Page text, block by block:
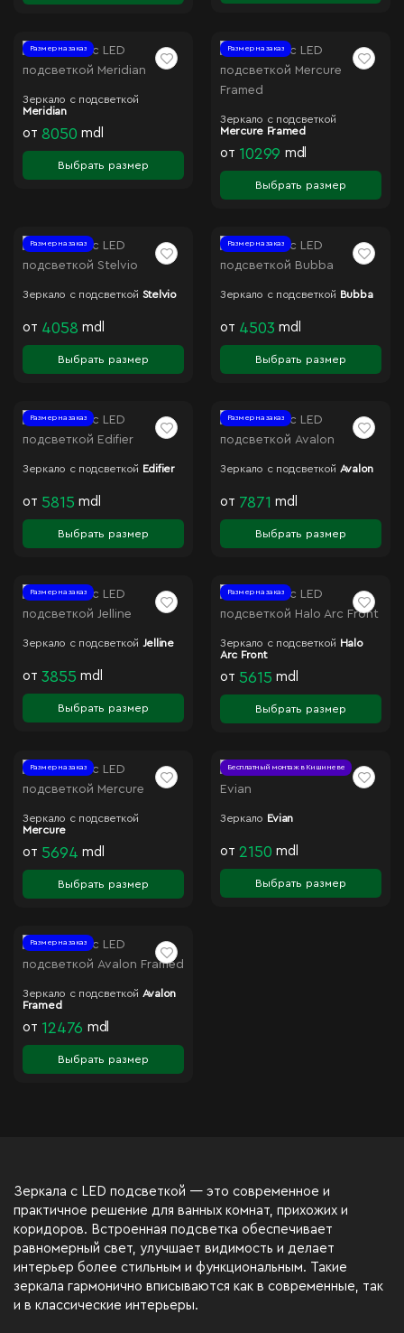
Размер на заказ
Зеркало с подсветкой
Meridian
от 8050 mdl
Выбрать размер
Размер на заказ
Зеркало с подсветкой
Mercure Framed
от 10299 mdl
Выбрать размер
Размер на заказ
Зеркало с подсветкой Stelvio
от 4058 mdl
Выбрать размер
Размер на заказ
Зеркало с подсветкой Bubba
от 4503 mdl
Выбрать размер
Размер на заказ
Зеркало с подсветкой Edifier
от 5815 mdl
Выбрать размер
Размер на заказ
Зеркало с подсветкой Avalon
от 7871 mdl
Выбрать размер
Размер на заказ
Зеркало с подсветкой Jelline
от 3855 mdl
Выбрать размер
Размер на заказ
Зеркало с подсветкой Halo
Arc Front
от 5615 mdl
Выбрать размер
Размер на заказ
Зеркало с подсветкой
Mercure
от 5694 mdl
Выбрать размер
Бесплатный монтаж в Кишиневе
Зеркало Evian
от 2150 mdl
Выбрать размер
Размер на заказ
Зеркало с подсветкой Avalon
Framed
от 12476 mdl
Выбрать размер
Зеркала с LED подсветкой — это современное и
практичное решение для ванных комнат, прихожих и
коридоров. Встроенная подсветка обеспечивает
равномерный свет, улучшает видимость и делает
интерьер более стильным и функциональным. Такие
зеркала гармонично вписываются как в современные, так
и в классические интерьеры.